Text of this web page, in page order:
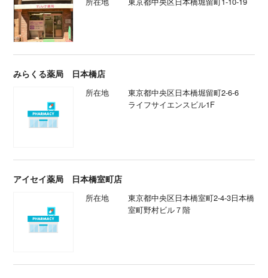
みらくる薬局 日本橋店
所在地
東京都中央区日本橋堀留町2-6-6
ライフサイエンスビル1F
アイセイ薬局 日本橋室町店
所在地
東京都中央区日本橋室町2-4-3日本橋
室町野村ビル７階